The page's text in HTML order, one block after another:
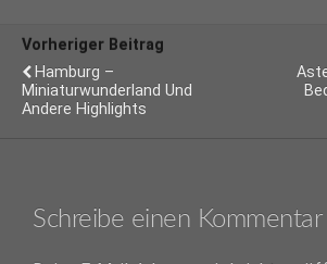
Vorheriger Beitrag
Hamburg –
Miniaturwunderland Und
Andere Highlights
Schreibe einen Kommentar